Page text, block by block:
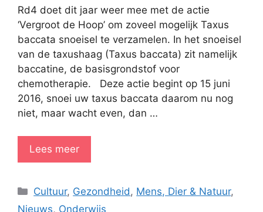
Rd4 doet dit jaar weer mee met de actie
‘Vergroot de Hoop’ om zoveel mogelijk Taxus
baccata snoeisel te verzamelen. In het snoeisel
van de taxushaag (Taxus baccata) zit namelijk
baccatine, de basisgrondstof voor
chemotherapie. Deze actie begint op 15 juni
2016, snoei uw taxus baccata daarom nu nog
niet, maar wacht even, dan …
Lees meer
Categorieën
Cultuur, Gezondheid , Mens, Dier & Natuur,
Nieuws, Onderwijs